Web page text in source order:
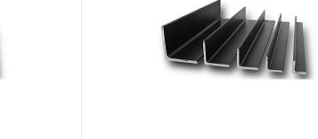
Купить в 1 клик
Сравнение
В избранное
Под заказ